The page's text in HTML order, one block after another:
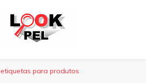
etiquetas para produtos